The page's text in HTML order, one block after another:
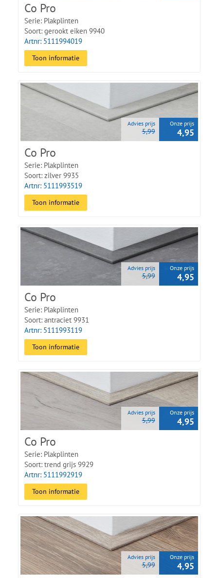
Co Pro
Serie: Plakplinten
Soort: gerookt eiken 9940
Artnr: 5111994019
Toon informatie
Advies prijs
5,99
Onze prijs
4,95
Co Pro
Serie: Plakplinten
Soort: zilver 9935
Artnr: 5111993519
Toon informatie
Advies prijs
5,99
Onze prijs
4,95
Co Pro
Serie: Plakplinten
Soort: antraciet 9931
Artnr: 5111993119
Toon informatie
Advies prijs
5,99
Onze prijs
4,95
Co Pro
Serie: Plakplinten
Soort: trend grijs 9929
Artnr: 5111992919
Toon informatie
Advies prijs
5,99
Onze prijs
4,95